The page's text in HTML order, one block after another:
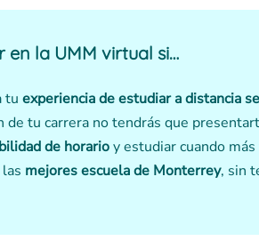
en la UMM virtual si…
tu experiencia de estudiar a distancia
de tu carrera no tendrás que
de horarioy estudiar cuando
mejores escuela de Monterrey, sin